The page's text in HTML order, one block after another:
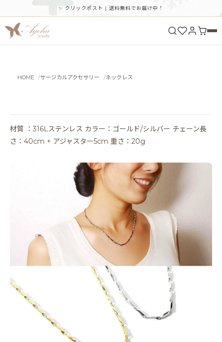
✨ クリックポスト | 送料無料でお届け中！
HOME サージカルアクセサリー ネックレス
材質 ：316Lステンレス カラー：ゴールド/シルバー チェーン長
さ：40cm + アジャスター5cm 重さ：20g